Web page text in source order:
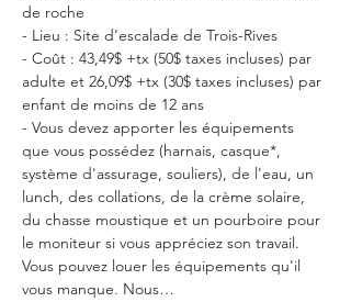
de roche
- Lieu : Site d'escalade de Trois-Rives
- Coût : 43,49$ +tx (50$ taxes incluses) par
adulte et 26,09$ +tx (30$ taxes incluses) par
enfant de moins de 12 ans
- Vous devez apporter les équipements
que vous possédez (harnais, casque*,
système d'assurage, souliers), de l'eau, un
lunch, des collations, de la crème solaire,
du chasse moustique et un pourboire pour
le moniteur si vous appréciez son travail.
Vous pouvez louer les équipements qu'il
vous manque. Nous…